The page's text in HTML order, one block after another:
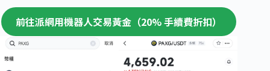
前往派網用機器人交易黃金（20% 手續費折扣）